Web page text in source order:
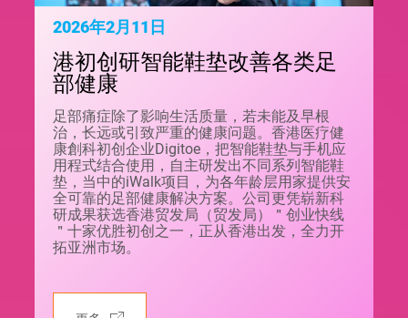
2026年2月11日
港初创研智能鞋垫改善各类足
部健康
足部痛症除了影响生活质量，若未能及早根
治，长远或引致严重的健康问题。香港医疗健
康創科初创企业Digitoe，把智能鞋垫与手机应
用程式结合使用，自主研发出不同系列智能鞋
垫，当中的iWalk项目，为各年龄层用家提供安
全可靠的足部健康解决方案。公司更凭崭新科
研成果获选香港贸发局（贸发局）＂创业快线
＂十家优胜初创之一，正从香港出发，全力开
拓亚洲市场。